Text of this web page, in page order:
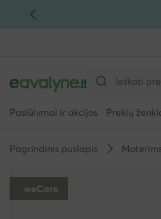
PEREITI PRIE PAGRINDINIO
Pasiūlymai ir akcijos Prekių
Pagrindinis puslapis
weCare